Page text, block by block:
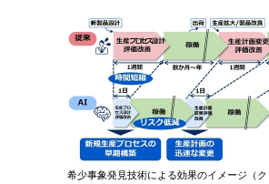
希少事象発見技術による効果のイメージ（ク